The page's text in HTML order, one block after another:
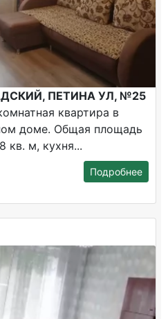
ПЕТИНА УЛ, №25
квартира в
доме. Общая площадь
м, кухня...
Подробнее